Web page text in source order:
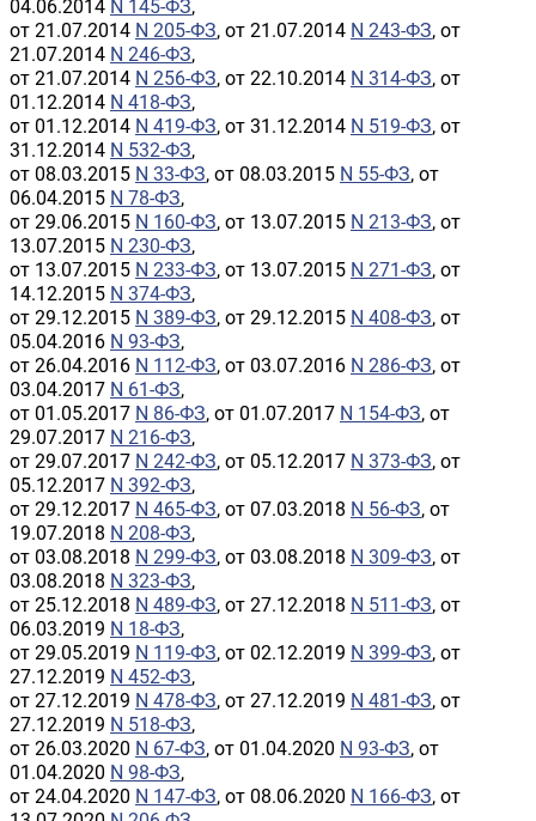
04.06.2014 N 145-ФЗ,
от 21.07.2014 N 205-ФЗ, от 21.07.2014 N 243-ФЗ, от
21.07.2014 N 246-ФЗ,
от 21.07.2014 N 256-ФЗ, от 22.10.2014 N 314-ФЗ, от
01.12.2014 N 418-ФЗ,
от 01.12.2014 N 419-ФЗ, от 31.12.2014 N 519-ФЗ, от
31.12.2014 N 532-ФЗ,
от 08.03.2015 N 33-ФЗ, от 08.03.2015 N 55-ФЗ, от
06.04.2015 N 78-ФЗ,
от 29.06.2015 N 160-ФЗ, от 13.07.2015 N 213-ФЗ, от
13.07.2015 N 230-ФЗ,
от 13.07.2015 N 233-ФЗ, от 13.07.2015 N 271-ФЗ, от
14.12.2015 N 374-ФЗ,
от 29.12.2015 N 389-ФЗ, от 29.12.2015 N 408-ФЗ, от
05.04.2016 N 93-ФЗ,
от 26.04.2016 N 112-ФЗ, от 03.07.2016 N 286-ФЗ, от
03.04.2017 N 61-ФЗ,
от 01.05.2017 N 86-ФЗ, от 01.07.2017 N 154-ФЗ, от
29.07.2017 N 216-ФЗ,
от 29.07.2017 N 242-ФЗ, от 05.12.2017 N 373-ФЗ, от
05.12.2017 N 392-ФЗ,
от 29.12.2017 N 465-ФЗ, от 07.03.2018 N 56-ФЗ, от
19.07.2018 N 208-ФЗ,
от 03.08.2018 N 299-ФЗ, от 03.08.2018 N 309-ФЗ, от
03.08.2018 N 323-ФЗ,
от 25.12.2018 N 489-ФЗ, от 27.12.2018 N 511-ФЗ, от
06.03.2019 N 18-ФЗ,
от 29.05.2019 N 119-ФЗ, от 02.12.2019 N 399-ФЗ, от
27.12.2019 N 452-ФЗ,
от 27.12.2019 N 478-ФЗ, от 27.12.2019 N 481-ФЗ, от
27.12.2019 N 518-ФЗ,
от 26.03.2020 N 67-ФЗ, от 01.04.2020 N 93-ФЗ, от
01.04.2020 N 98-ФЗ,
от 24.04.2020 N 147-ФЗ, от 08.06.2020 N 166-ФЗ, от